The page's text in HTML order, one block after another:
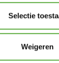
Selectie
Weigeren